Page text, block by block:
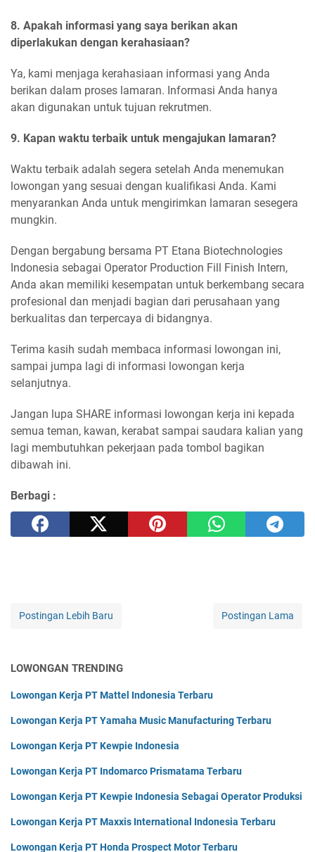
8. Apakah informasi yang saya berikan akan
diperlakukan dengan kerahasiaan?
Ya, kami menjaga kerahasiaan informasi yang Anda
berikan dalam proses lamaran. Informasi Anda hanya
akan digunakan untuk tujuan rekrutmen.
9. Kapan waktu terbaik untuk mengajukan lamaran?
Waktu terbaik adalah segera setelah Anda menemukan
lowongan yang sesuai dengan kualifikasi Anda. Kami
menyarankan Anda untuk mengirimkan lamaran sesegera
mungkin.
Dengan bergabung bersama PT Etana Biotechnologies
Indonesia sebagai Operator Production Fill Finish Intern,
Anda akan memiliki kesempatan untuk berkembang secara
profesional dan menjadi bagian dari perusahaan yang
berkualitas dan terpercaya di bidangnya.
Terima kasih sudah membaca informasi lowongan ini,
sampai jumpa lagi di informasi lowongan kerja
selanjutnya.
Jangan lupa SHARE informasi lowongan kerja ini kepada
semua teman, kawan, kerabat sampai saudara kalian yang
lagi membutuhkan pekerjaan pada tombol bagikan
dibawah ini.
Berbagi :
Postingan Lebih Baru Postingan Lama
LOWONGAN TRENDING
Lowongan Kerja PT Mattel Indonesia Terbaru
Lowongan Kerja PT Yamaha Music Manufacturing Terbaru
Lowongan Kerja PT Kewpie Indonesia
Lowongan Kerja PT Indomarco Prismatama Terbaru
Lowongan Kerja PT Kewpie Indonesia Sebagai Operator Produksi
Lowongan Kerja PT Maxxis International Indonesia Terbaru
Lowongan Kerja PT Honda Prospect Motor Terbaru